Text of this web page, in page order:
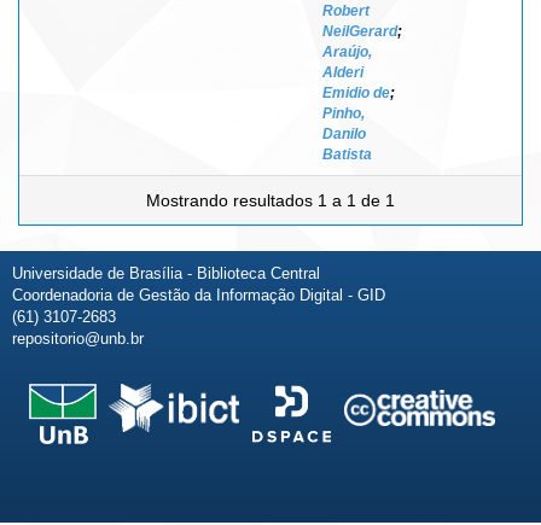
Robert
NeilGerard;
Araújo,
Alderi
Emidio de;
Pinho,
Danilo
Batista
Mostrando resultados 1 a 1 de 1
Universidade de Brasília - Biblioteca Central
Coordenadoria de Gestão da Informação Digital - GID
(61) 3107-2683
repositorio@unb.br